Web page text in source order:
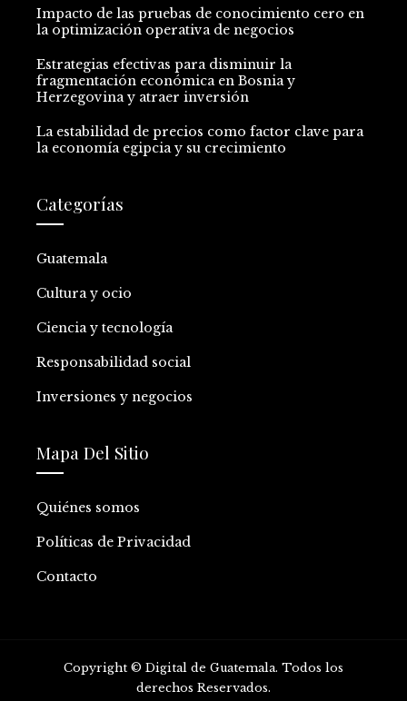
Impacto de las pruebas de conocimiento cero en
la optimización operativa de negocios
Estrategias efectivas para disminuir la
fragmentación económica en Bosnia y
Herzegovina y atraer inversión
La estabilidad de precios como factor clave para
la economía egipcia y su crecimiento
Categorías
Guatemala
Cultura y ocio
Ciencia y tecnología
Responsabilidad social
Inversiones y negocios
Mapa Del Sitio
Quiénes somos
Políticas de Privacidad
Contacto
Copyright © Digital de Guatemala. Todos los
derechos Reservados.